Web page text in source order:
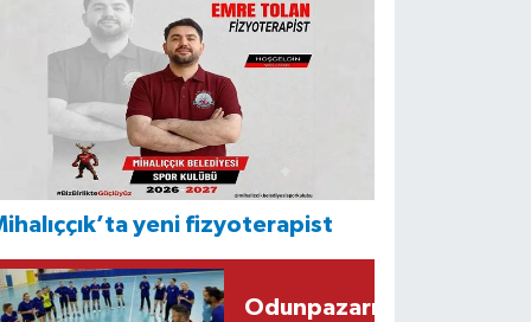
yeni fizyoterapist
Odunpazarı’nda